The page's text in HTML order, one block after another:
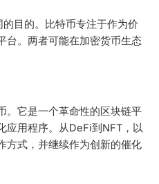
目的。比特币专注于作为价
台。两者可能在加密货币生态
。它是一个革命性的区块链平
应用程序。从DeFi到NFT，以
方式，并继续作为创新的催化